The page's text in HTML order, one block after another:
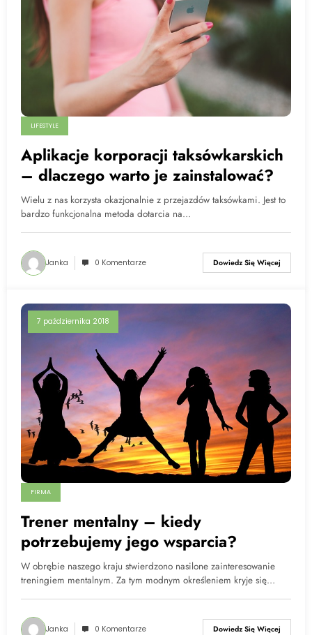
LIFESTYLE
Aplikacje korporacji taksówkarskich
– dlaczego warto je zainstalować?
Wielu z nas korzysta okazjonalnie z przejazdów taksówkami. Jest to
bardzo funkcjonalna metoda dotarcia na…
Janka 0 Komentarze Dowiedz Się Więcej
7 października 2018
FIRMA
Trener mentalny – kiedy
potrzebujemy jego wsparcia?
W obrębie naszego kraju stwierdzono nasilone zainteresowanie
treningiem mentalnym. Za tym modnym określeniem kryje się…
Janka 0 Komentarze Dowiedz Się Więcej